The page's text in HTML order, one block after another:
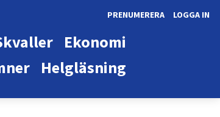
LOGGA IN
PRENUMERERA
Ekonomi
Helgläsning